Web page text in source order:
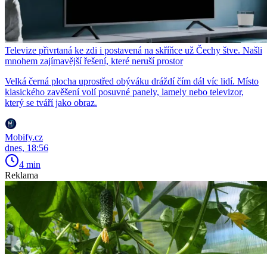
Televize přivrtaná ke zdi i postavená na skříňce už Čechy štve. Našli
mnohem zajímavější řešení, které neruší prostor
Velká černá plocha uprostřed obýváku dráždí čím dál víc lidí. Místo
klasického zavěšení volí posuvné panely, lamely nebo televizor,
který se tváří jako obraz.
Mobify.cz
dnes, 18:56
4 min
Reklama